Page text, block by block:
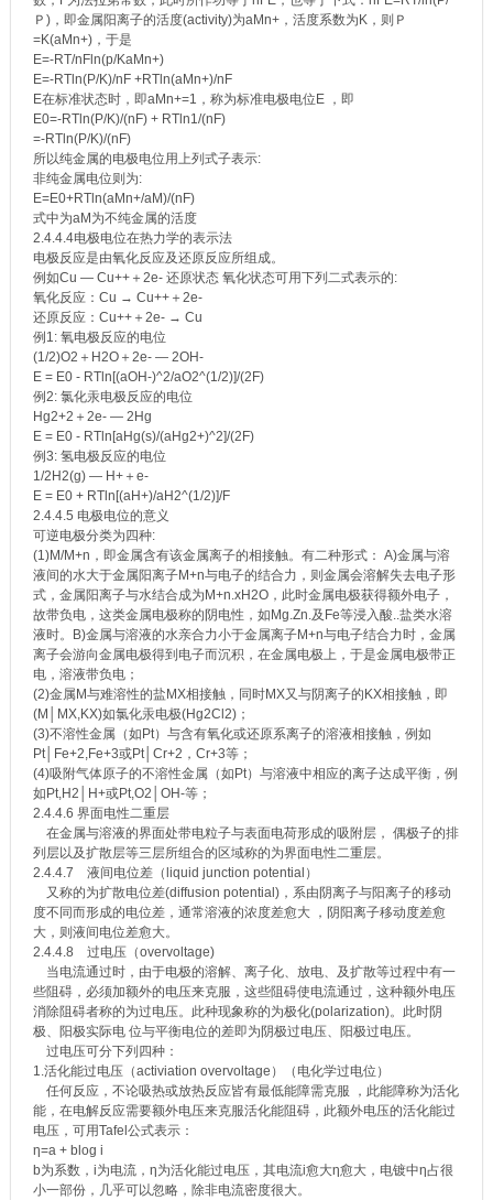
Ｐ)，即金属阳离子的活度(activity)为aMn+，活度系数为K，则Ｐ
=K(aMn+)，于是
E=-RT/nFln(p/KaMn+)
E=-RTln(P/K)/nF +RTln(aMn+)/nF
E在标准状态时，即aMn+=1，称为标准电极电位E ，即
E0=-RTln(P/K)/(nF) + RTln1/(nF)
=-RTln(P/K)/(nF)
所以纯金属的电极电位用上列式子表示:
非纯金属电位则为:
E=E0+RTln(aMn+/aM)/(nF)
式中为aM为不纯金属的活度
2.4.4.4电极电位在热力学的表示法
电极反应是由氧化反应及还原反应所组成。
例如Cu — Cu++＋2e- 还原状态 氧化状态可用下列二式表示的:
氧化反应：Cu → Cu++＋2e-
还原反应：Cu++＋2e- → Cu
例1: 氧电极反应的电位
(1/2)O2＋H2O＋2e- — 2OH-
E = E0 - RTln[(aOH-)^2/aO2^(1/2)]/(2F)
例2: 氯化汞电极反应的电位
Hg2+2＋2e- — 2Hg
E = E0 - RTln[aHg(s)/(aHg2+)^2]/(2F)
例3: 氢电极反应的电位
1/2H2(g) — H+＋e-
E = E0 + RTln[(aH+)/aH2^(1/2)]/F
2.4.4.5 电极电位的意义
可逆电极分类为四种:
(1)M/M+n，即金属含有该金属离子的相接触。有二种形式： A)金属与溶
液间的水大于金属阳离子M+n与电子的结合力，则金属会溶解失去电子形
式，金属阳离子与水结合成为M+n.xH2O，此时金属电极获得额外电子，
故带负电，这类金属电极称的阴电性，如Mg.Zn.及Fe等浸入酸..盐类水溶
液时。B)金属与溶液的水亲合力小于金属离子M+n与电子结合力时，金属
离子会游向金属电极得到电子而沉积，在金属电极上，于是金属电极带正
电，溶液带负电；
(2)金属M与难溶性的盐MX相接触，同时MX又与阴离子的KX相接触，即
(M│MX,KX)如氯化汞电极(Hg2Cl2)；
(3)不溶性金属（如Pt）与含有氧化或还原系离子的溶液相接触，例如
Pt│Fe+2,Fe+3或Pt│Cr+2，Cr+3等；
(4)吸附气体原子的不溶性金属（如Pt）与溶液中相应的离子达成平衡，例
如Pt,H2│H+或Pt,O2│OH-等；
2.4.4.6 界面电性二重层
在金属与溶液的界面处带电粒子与表面电荷形成的吸附层， 偶极子的排
列层以及扩散层等三层所组合的区域称的为界面电性二重层。
2.4.4.7 液间电位差（liquid junction potential）
又称的为扩散电位差(diffusion potential)，系由阴离子与阳离子的移动
度不同而形成的电位差，通常溶液的浓度差愈大 ，阴阳离子移动度差愈
大，则液间电位差愈大。
2.4.4.8 过电压（overvoltage)
当电流通过时，由于电极的溶解、离子化、放电、及扩散等过程中有一
些阻碍，必须加额外的电压来克服，这些阻碍使电流通过，这种额外电压
消除阻碍者称的为过电压。此种现象称的为极化(polarization)。此时阴
极、阳极实际电 位与平衡电位的差即为阴极过电压、阳极过电压。
过电压可分下列四种：
1.活化能过电压（activiation overvoltage）（电化学过电位）
任何反应，不论吸热或放热反应皆有最低能障需克服 ，此能障称为活化
能，在电解反应需要额外电压来克服活化能阻碍，此额外电压的活化能过
电压，可用Tafel公式表示：
η=a + blog i
b为系数，i为电流，η为活化能过电压，其电流i愈大η愈大，电镀中η占很
小一部份，几乎可以忽略，除非电流密度很大。